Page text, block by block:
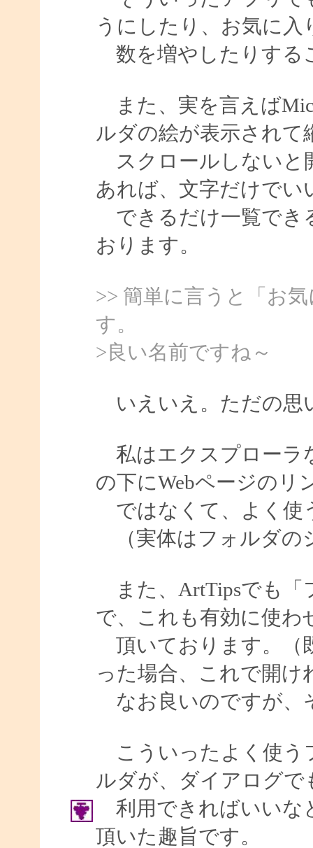
うにしたり、お気に入
数を増やしたりする
また、実を言えば
ルダの絵が表示されて
スクロールしないと
あれば、文字だけでい
できるだけ一覧でき
おります。
>> 簡単に言うと「お
す。
>良い名前ですね～
いえいえ。ただの思
私はエクスプローラ
の下にWebページのリ
ではなくて、よく使
（実体はフォルダの
また、ArtTipsでも「
で、これも有効に使わ
頂いております。（
った場合、これで開け
なお良いのですが、
こういったよく使う
ルダが、ダイアログで
利用できればいいな
頂いた趣旨です。